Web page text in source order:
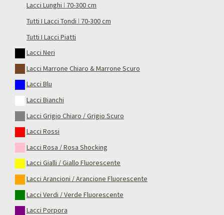
Lacci Lunghi ǀ 70-300 cm
Tutti I Lacci Tondi ǀ 70-300 cm
Tutti I Lacci Piatti
Lacci Neri
Lacci Marrone Chiaro & Marrone Scuro
Lacci Blu
Lacci Bianchi
Lacci Grigio Chiaro / Grigio Scuro
Lacci Rossi
Lacci Rosa / Rosa Shocking
Lacci Gialli / Giallo Fluorescente
Lacci Arancioni / Arancione Fluorescente
Lacci Verdi / Verde Fluorescente
Lacci Porpora